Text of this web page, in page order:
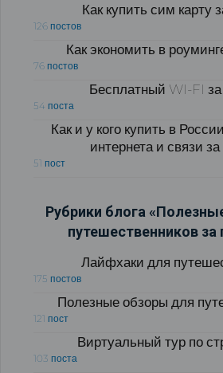
Как купить сим карту
126 постов
Как экономить в
76 постов
Бесплатный WI-FI за
54 поста
Как и у кого купить в
интернета и связи
51 пост
Рубрики блога
путешественников за
Лайфхаки для
175 постов
Полезные обзоры для
121 пост
Виртуальный тур по
103 поста